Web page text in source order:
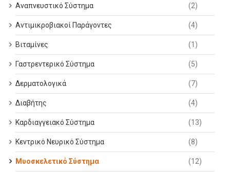
Αναπνευστικό Σύστημα (2)
Αντιμικροβιακοί Παράγοντες (4)
Βιταμίνες (1)
Γαστρεντερικό Σύστημα (5)
Δερματολογικά (7)
Διαβήτης (4)
Καρδιαγγειακό Σύστημα (13)
Κεντρικό Νευρικό Σύστημα (8)
Μυοσκελετικό Σύστημα (12)